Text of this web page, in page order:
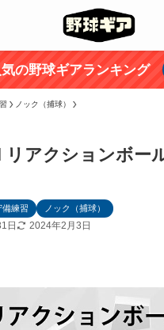
の野球ギアランキング
ノック（捕球）
リアクションボー
備練習 ノック（捕球）
日 2024年2月3日